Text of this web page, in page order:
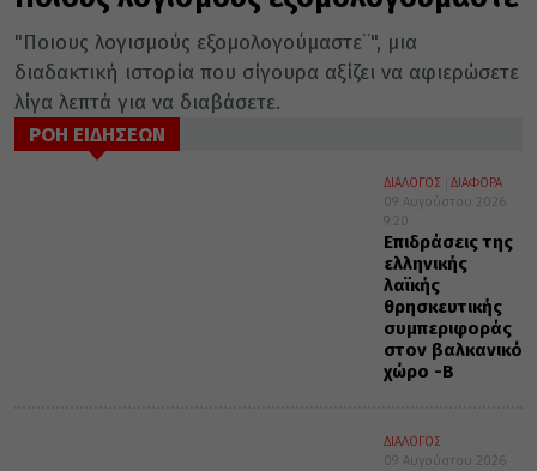
"Ποιους λογισμούς εξομολογούμαστε¨", μια
διαδακτική ιστορία που σίγουρα αξίζει να αφιερώσετε
λίγα λεπτά για να διαβάσετε.
ΡΟΗ ΕΙΔΗΣΕΩΝ
ΔΙΑΛΟΓΟΣ
ΔΙΑΦΟΡΑ
09 Αυγούστου 2026
9:20
Επιδράσεις της
ελληνικής
λαϊκής
θρησκευτικής
συμπεριφοράς
στον βαλκανικό
χώρο -Β΄
ΔΙΑΛΟΓΟΣ
09 Αυγούστου 2026